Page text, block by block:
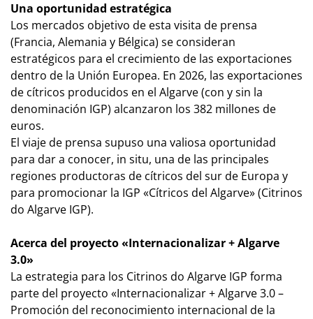
Una oportunidad estratégica
Los mercados objetivo de esta visita de prensa
(Francia, Alemania y Bélgica) se consideran
estratégicos para el crecimiento de las exportaciones
dentro de la Unión Europea. En 2026, las exportaciones
de cítricos producidos en el Algarve (con y sin la
denominación IGP) alcanzaron los 382 millones de
euros.
El viaje de prensa supuso una valiosa oportunidad
para dar a conocer, in situ, una de las principales
regiones productoras de cítricos del sur de Europa y
para promocionar la IGP «Cítricos del Algarve» (Citrinos
do Algarve IGP).
Acerca del proyecto «Internacionalizar + Algarve
3.0»
La estrategia para los Citrinos do Algarve IGP forma
parte del proyecto «Internacionalizar + Algarve 3.0 –
Promoción del reconocimiento internacional de la